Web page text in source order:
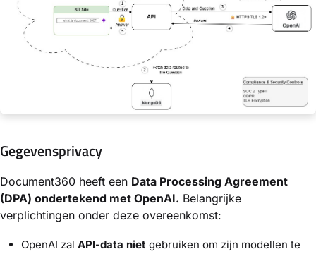
Gegevensprivacy
Document360 heeft een Data Processing Agreement
(DPA) ondertekend met OpenAI. Belangrijke
verplichtingen onder deze overeenkomst:
OpenAI zal API-data niet gebruiken om zijn modellen te